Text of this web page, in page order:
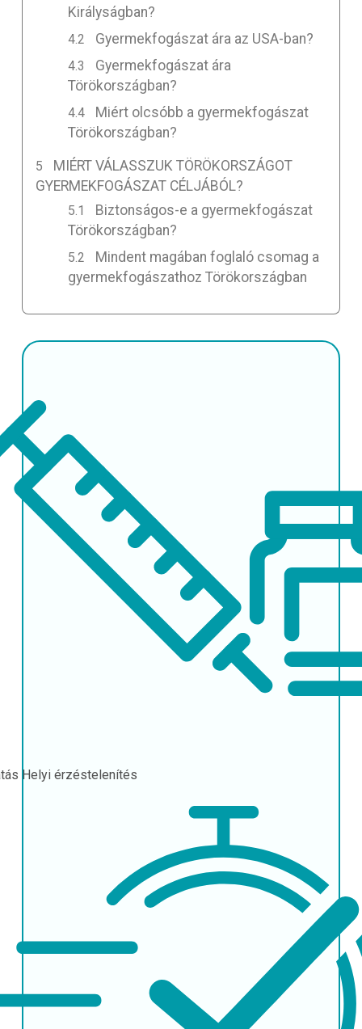
Királyságban?
Gyermekfogászat ára az USA-ban?
Gyermekfogászat ára
Törökországban?
Miért olcsóbb a gyermekfogászat
Törökországban?
MIÉRT VÁLASSZUK TÖRÖKORSZÁGOT
GYERMEKFOGÁSZAT CÉLJÁBÓL?
Biztonságos-e a gyermekfogászat
Törökországban?
Mindent magában foglaló csomag a
gyermekfogászathoz Törökországban
Helyi érzéstelenítés